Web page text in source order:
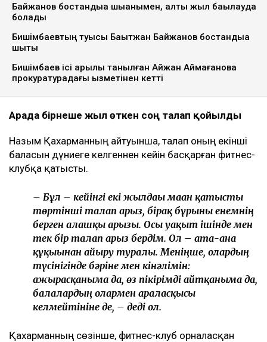
Байжанов бостандыққа шыққанымен, алты жыл бақылауда
болады
Бишімбаевтың туысы Бақытжан Байжанов бостандыққа
шықты
Бишімбаев ісі арқылы танылған Айжан Аймағанова
прокуратурадағы қызметінен кетті
Арада бірнеше жыл өткен соң талап қойылды
Назым Қахарманның айтуынша, талап оның екінші
баласын дүниеге әкелгеннен кейін басқарған фитнес-
клубқа қатысты.
– Бұл – кейінгі екі жылдағы маған қатысты
төртінші талап арыз, бірақ бұрынғы енемнің
берген алғашқы арызы. Осы уақыт ішінде мен
тек бір талап арыз бердім. Ол – ата-ана
құқығынан айыру туралы. Меніңше, олардың
түсінігінде бәріне мен кінәлімін:
ажырасқаныма да, өз пікірімді айтқаныма да,
балалардың олармен араласқысы
келмейтініне де, – деді ол.
Қахарманның сөзінше, фитнес-клуб орналасқан